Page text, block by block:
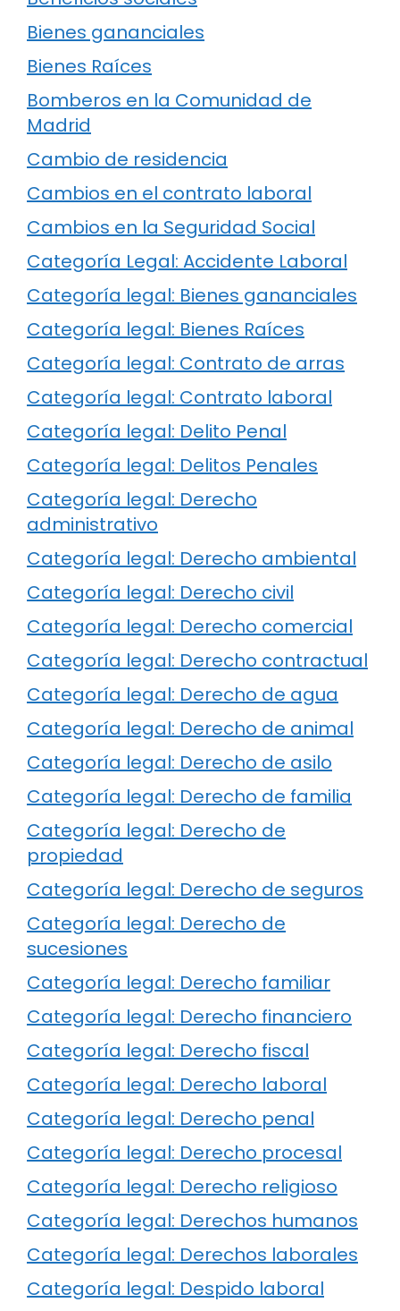
Bienes gananciales
Bienes Raíces
Bomberos en la Comunidad de
Madrid
Cambio de residencia
Cambios en el contrato laboral
Cambios en la Seguridad Social
Categoría Legal: Accidente Laboral
Categoría legal: Bienes gananciales
Categoría legal: Bienes Raíces
Categoría legal: Contrato de arras
Categoría legal: Contrato laboral
Categoría legal: Delito Penal
Categoría legal: Delitos Penales
Categoría legal: Derecho
administrativo
Categoría legal: Derecho ambiental
Categoría legal: Derecho civil
Categoría legal: Derecho comercial
Categoría legal: Derecho contractual
Categoría legal: Derecho de agua
Categoría legal: Derecho de animal
Categoría legal: Derecho de asilo
Categoría legal: Derecho de familia
Categoría legal: Derecho de
propiedad
Categoría legal: Derecho de seguros
Categoría legal: Derecho de
sucesiones
Categoría legal: Derecho familiar
Categoría legal: Derecho financiero
Categoría legal: Derecho fiscal
Categoría legal: Derecho laboral
Categoría legal: Derecho penal
Categoría legal: Derecho procesal
Categoría legal: Derecho religioso
Categoría legal: Derechos humanos
Categoría legal: Derechos laborales
Categoría legal: Despido laboral